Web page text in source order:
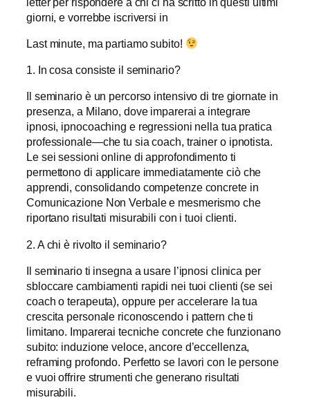
giorni, e vorrebbe iscriversi in
Last minute, ma partiamo subito!
1. In cosa consiste il seminario?
Il seminario è un percorso intensivo di tre giornate in
presenza, a Milano, dove imparerai a integrare
ipnosi, ipnocoaching e regressioni nella tua pratica
professionale—che tu sia coach, trainer o ipnotista.
Le sei sessioni online di approfondimento ti
permettono di applicare immediatamente ciò che
apprendi, consolidando competenze concrete in
Comunicazione Non Verbale e mesmerismo che
riportano risultati misurabili con i tuoi clienti.
2. A chi è rivolto il seminario?
Il seminario ti insegna a usare l’ipnosi clinica per
sbloccare cambiamenti rapidi nei tuoi clienti (se sei
coach o terapeuta), oppure per accelerare la tua
crescita personale riconoscendo i pattern che ti
limitano. Imparerai tecniche concrete che funzionano
subito: induzione veloce, ancore d’eccellenza,
reframing profondo. Perfetto se lavori con le persone
e vuoi offrire strumenti che generano risultati
misurabili.